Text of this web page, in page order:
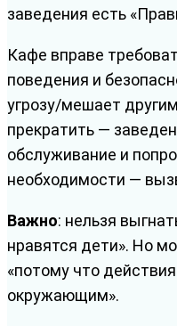
заведения есть
Кафе вправе
поведения и
угрозу/мешает
прекратить —
обслуживание и
необходимости —
Важно: нельзя
нравятся дети». Но
«потому что
окружающим».